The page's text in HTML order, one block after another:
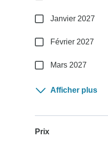
Janvier 2027
Février 2027
Mars 2027
Afficher plus
Prix